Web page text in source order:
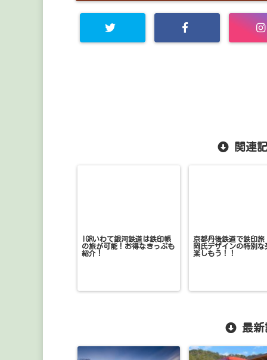
関連
IGRいわて銀河鉄道は鉄印帳
の旅が可能！お得なきっぷも
紹介！
京都丹後鉄道で鉄印旅
岡氏デザインの特別な
楽しもう！！
最